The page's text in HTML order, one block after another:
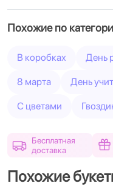
Похожие по
В коробках День
8 марта День
С цветами
Бесплатная
доставка
Похожие